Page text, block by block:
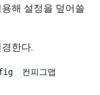
해 설정을 덮어쓸
한다.
컨피그맵